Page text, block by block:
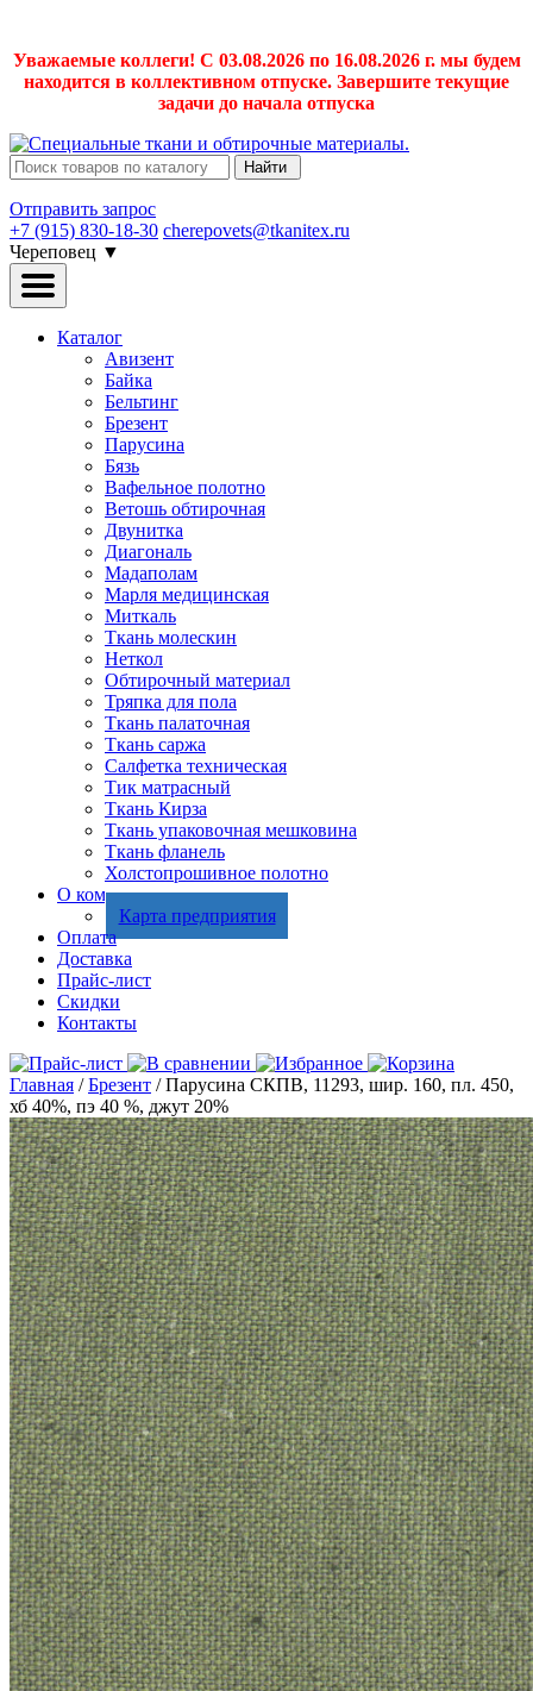
Уважаемые коллеги! С 03.08.2026 по 16.08.2026 г. мы будем
находится в коллективном отпуске. Завершите текущие
задачи до начала отпуска
Найти
Отправить запрос
+7 (915) 830-18-30 cherepovets@tkanitex.ru
Череповец ▼
Каталог
Авизент
Байка
Бельтинг
Брезент
Парусина
Бязь
Вафельное полотно
Ветошь обтирочная
Двунитка
Диагональ
Мадаполам
Марля медицинская
Миткаль
Ткань молескин
Неткол
Обтирочный материал
Тряпка для пола
Ткань палаточная
Ткань саржа
Салфетка техническая
Тик матрасный
Ткань Кирза
Ткань упаковочная мешковина
Ткань фланель
Холстопрошивное полотно
О компании
Карта предприятия
Оплата
Доставка
Прайс-лист
Скидки
Контакты
Главная /Брезент / Парусина СКПВ, 11293, шир. 160, пл. 450,
хб 40%, пэ 40 %, джут 20%